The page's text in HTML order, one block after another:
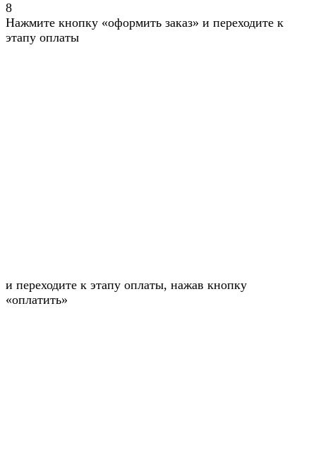
8
Нажмите кнопку «оформить заказ» и переходите к
этапу оплаты
и переходите к этапу оплаты, нажав кнопку
«оплатить»